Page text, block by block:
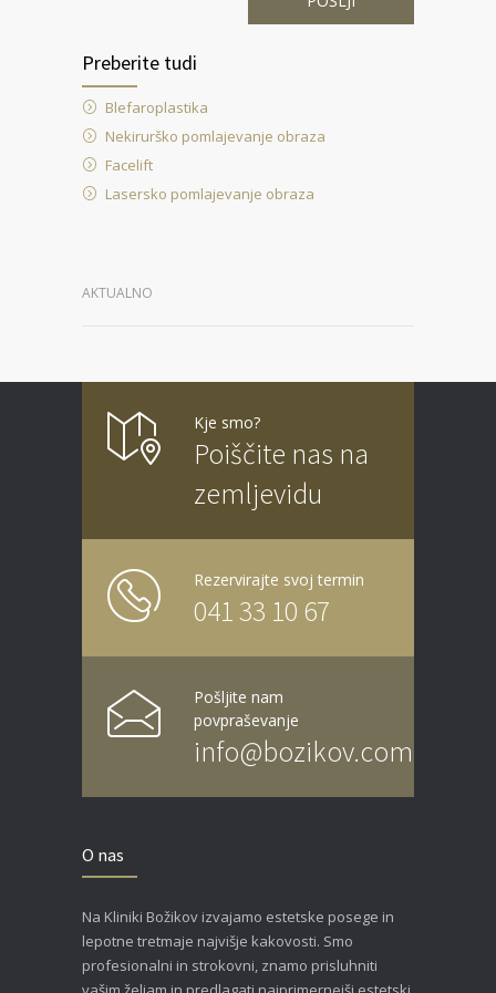
Preberite tudi
Blefaroplastika
Nekirurško pomlajevanje obraza
Facelift
Lasersko pomlajevanje obraza
AKTUALNO
Kje smo?
Poiščite nas na
zemljevidu
Rezervirajte svoj termin
041 33 10 67
Pošljite nam
povpraševanje
info@bozikov.com
O nas
Na Kliniki Božikov izvajamo estetske posege in
lepotne tretmaje najvišje kakovosti. Smo
profesionalni in strokovni, znamo prisluhniti
vašim željam in predlagati najprimernejši estetski